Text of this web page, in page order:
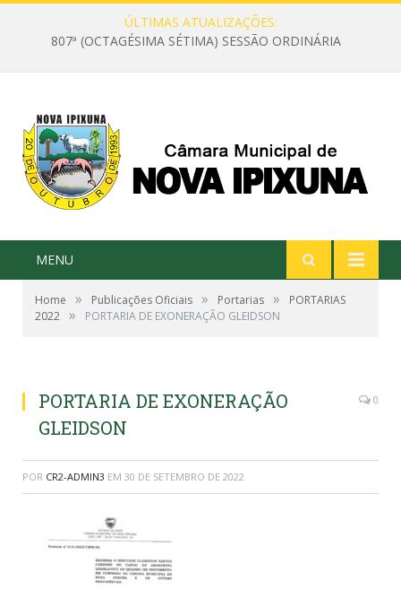
ÚLTIMAS ATUALIZAÇÕES:
807ª (OCTAGÉSIMA SÉTIMA) SESSÃO ORDINÁRIA
MENU
Home » Publicações Oficiais » Portarias »
PORTARIAS
2022 » PORTARIA DE EXONERAÇÃO GLEIDSON
PORTARIA DE EXONERAÇÃO
GLEIDSON
0
POR CR2-ADMIN3 EM 30 DE SETEMBRO DE 2022